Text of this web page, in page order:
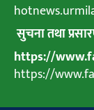
सुचना तथा
https://
https://